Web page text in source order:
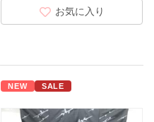
お気に入り
NEW SALE